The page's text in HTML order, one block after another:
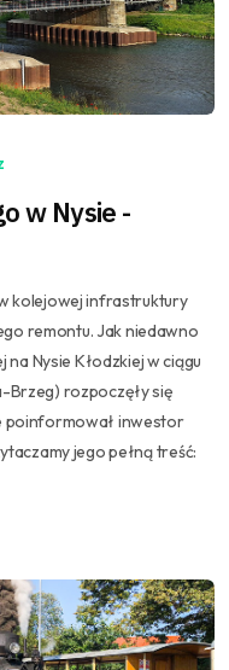
w Nysie -
kolejowej infrastruktury
remontu. Jak niedawno
Nysie Kłodzkiej w ciągu
Brzeg) rozpoczęły się
poinformował inwestor
jego pełną treść: